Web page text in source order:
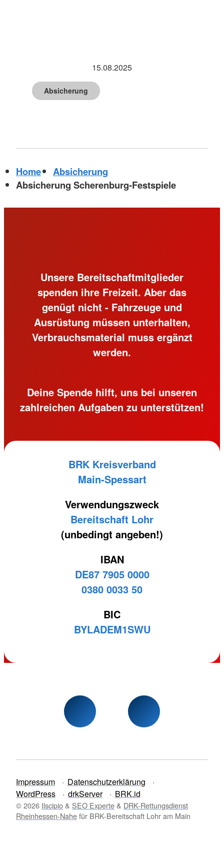
15.08.2025
Absicherung
Home
Absicherung
Absicherung Scherenburg-Festspiele
Unsere Bereitschaftmitglieder
spenden ihre Freizeit. Aber das
genügt nicht - Fahrzeuge und
Ausrüstung müssen unterhalten,
Verbrauchsmaterial muss ergänzt
werden.
Deine Spende hilft, uns bei unseren
zahlreichen Aufgaben zu unterstützen!
BRK Kreisverband
Main-Spessart
Verwendungszweck
Bereitschaft Lohr
(unbedingt angeben!)
IBAN
DE87 7905 0000
0380 0033 50
BIC
BYLADEM1SWU
Impressum
Datenschutzerklärung
WordPress
drkServer BRK.id
© 2026 Ilscipio& SEO Experte& DRK-Rettungsdienst
Rheinhessen-Nahefür BRK-Bereitschaft Lohr am Main